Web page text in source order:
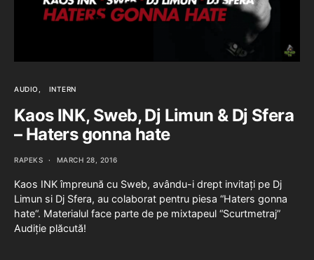
AUDIO INTERN
Kaos INK, Sweb, Dj Limun & Dj Sfera
– Haters gonna hate
RAPEKS MARCH 28, 2016
Kaos INK împreună cu Sweb, avându-i drept invitați pe Dj
Limun si Dj Sfera, au colaborat pentru piesa “Haters gonna
hate“. Materialul face parte de pe mixtapeul “Scurtmetraj”
Audiție plăcută!